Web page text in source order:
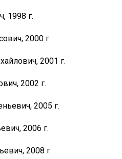
1998 г.
2000 г.
2001 г.
2002 г.
2005 г.
2006 г.
2008 г.